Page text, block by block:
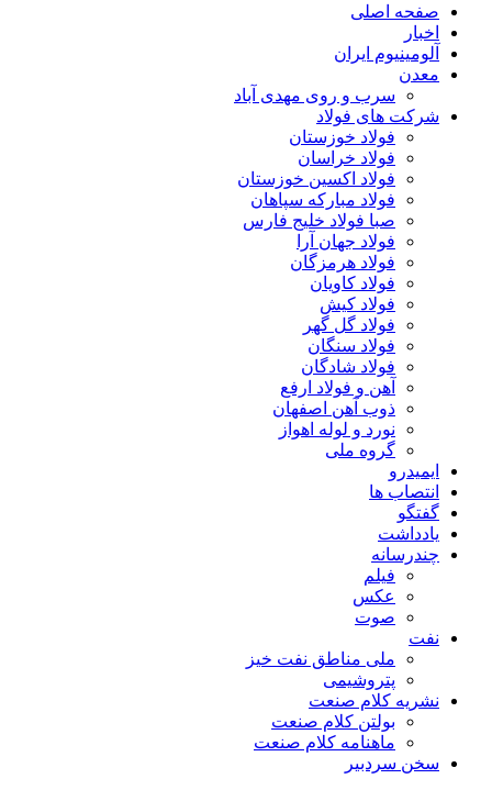
صفحه اصلی
اخبار
آلومینیوم ایران
معدن
سرب و روی مهدی آباد
شرکت های فولاد
فولاد خوزستان
فولاد خراسان
فولاد اکسین خوزستان
فولاد مبارکه سپاهان
صبا فولاد خلیج فارس
فولاد جهان آرا
فولاد هرمزگان
فولاد کاویان
فولاد کیش
فولاد گل گهر
فولاد سنگان
فولاد شادگان
آهن و فولاد ارفع
ذوب آهن اصفهان
نورد و لوله اهواز
گروه ملی
ایمیدرو
انتصاب ها
گفتگو
یادداشت
چندرسانه
فیلم
عکس
صوت
نفت
ملی مناطق نفت خیز
پتروشیمی
نشریه کلام صنعت
بولتن کلام صنعت
ماهنامه کلام صنعت
سخن سردبیر